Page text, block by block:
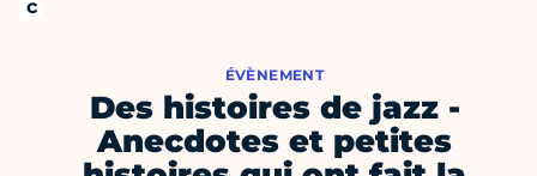
ÉVÈNEMENT
Des histoires de jazz -
Anecdotes et petites